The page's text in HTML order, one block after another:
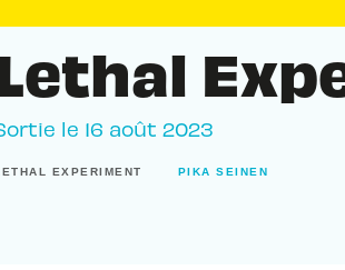
le 16 août 2023
EXPERIMENT PIKA SEINEN